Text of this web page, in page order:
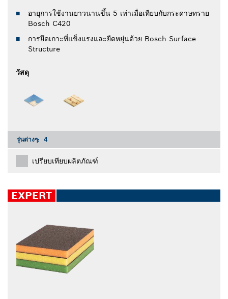
อายุการใช้งานยาวนานขึ้น 5 เท่าเมื่อเทียบกับกระดาษทราย
Bosch C420
การยึดเกาะที่แข็งแรงและยืดหยุ่นด้วย Bosch Surface
Structure
วัสดุ
รุ่นต่างๆ: 4
เปรียบเทียบผลิตภัณฑ์
EXPERT